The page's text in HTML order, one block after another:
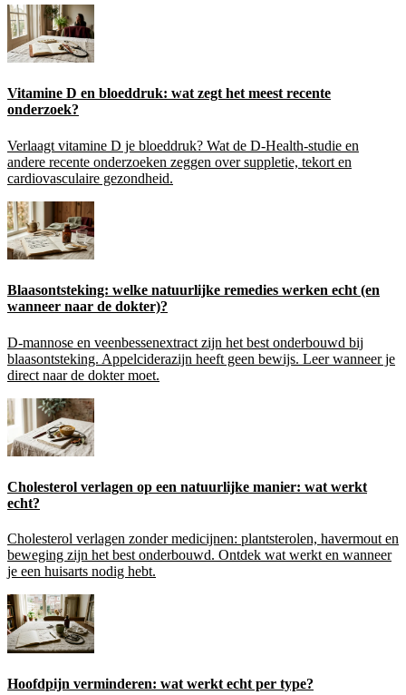
Vitamine D en bloeddruk: wat zegt het meest recente
onderzoek?
Verlaagt vitamine D je bloeddruk? Wat de D-Health-studie en
andere recente onderzoeken zeggen over suppletie, tekort en
cardiovasculaire gezondheid.
Blaasontsteking: welke natuurlijke remedies werken echt (en
wanneer naar de dokter)?
D-mannose en veenbessenextract zijn het best onderbouwd bij
blaasontsteking. Appelciderazijn heeft geen bewijs. Leer wanneer je
direct naar de dokter moet.
Cholesterol verlagen op een natuurlijke manier: wat werkt
echt?
Cholesterol verlagen zonder medicijnen: plantsterolen, havermout en
beweging zijn het best onderbouwd. Ontdek wat werkt en wanneer
je een huisarts nodig hebt.
Hoofdpijn verminderen: wat werkt echt per type?